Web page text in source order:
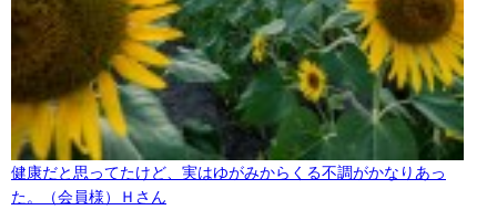
健康だと思ってたけど、実はゆがみからくる不調がかなりあっ
た。（会員様）Ｈさん